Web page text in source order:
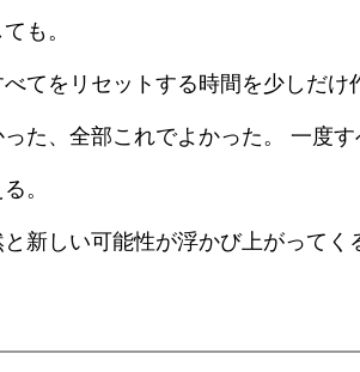
も。
てをリセットする時間を少しだけ
た、全部これでよかった。 一度
。
新しい可能性が浮かび上がってく